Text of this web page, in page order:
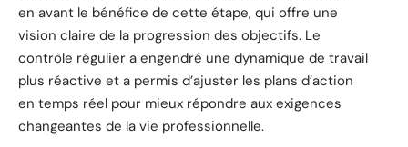
en avant le bénéfice de cette étape, qui offre une
vision claire de la progression des objectifs. Le
contrôle régulier a engendré une dynamique de travail
plus réactive et a permis d’ajuster les plans d’action
en temps réel pour mieux répondre aux exigences
changeantes de la vie professionnelle.